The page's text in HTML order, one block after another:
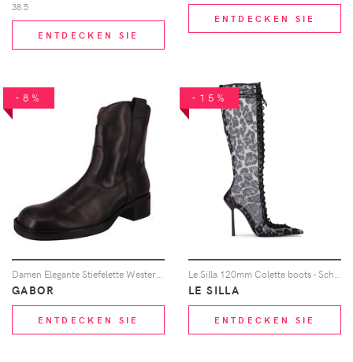
38.5
ENTDECKEN SIE
ENTDECKEN SIE
-8%
GABOR
ENTDECKEN SIE
-15%
LE SILLA
ENTDECKEN SIE